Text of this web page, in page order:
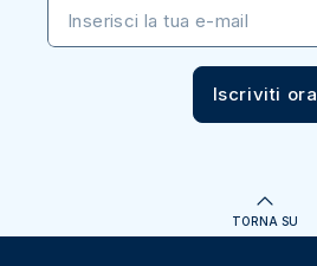
Inserisci la tua e-mail
Iscriviti ora
TORNA SU